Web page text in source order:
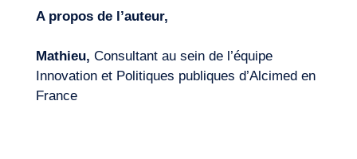
A propos de l’auteur,
Mathieu, Consultant au sein de l’équipe
Innovation et Politiques publiques d’Alcimed en
France